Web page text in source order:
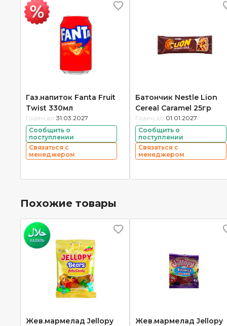
Газ.напиток Fanta Fruit
Twist 330мл
Годен до: 31.03.2027
Сообщить о
поступлении
Связаться с
менеджером
Батончик Nestle Lion
Cereal Caramel 25гр
Годен до: 01.01.2027
Сообщить о
поступлении
Связаться с
менеджером
Похожие товары
Жев.мармелад Jellopy
Жев.мармелад Jellopy